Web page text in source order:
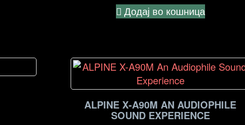
Додај во кошница
ALPINE X-A90M AN AUDIOPHILE
SOUND EXPERIENCE